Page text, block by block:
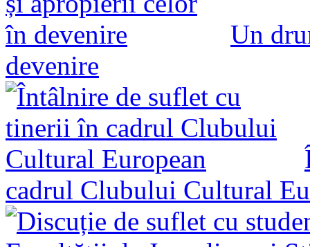
Un
devenire
cadrul Clubului Cultural